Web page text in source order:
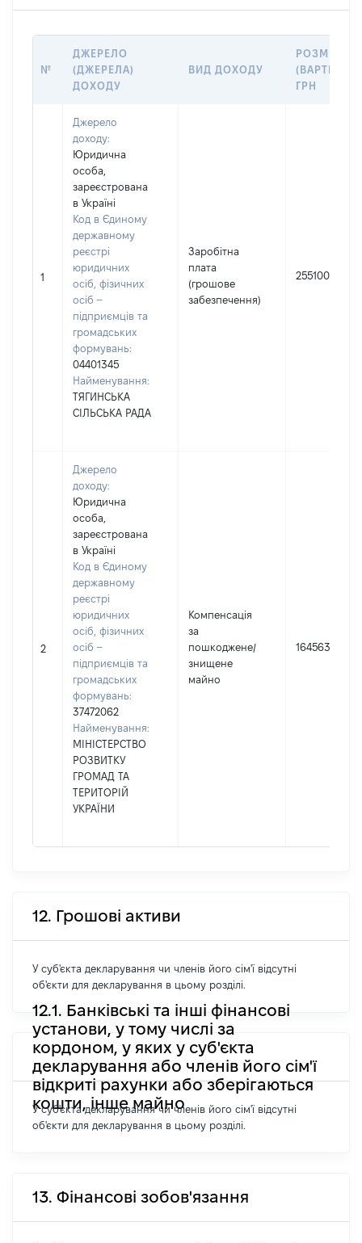
№
ДЖЕРЕЛО
(ДЖЕРЕЛА)
ДОХОДУ
ВИД ДОХОДУ
РОЗМІР
(ВАРТІСТЬ),
ГРН
1
Джерело
доходу:
Юридична
особа,
зареєстрована
в Україні
Код в Єдиному
державному
реєстрі
юридичних
осіб, фізичних
осіб –
підприємців та
громадських
формувань:
04401345
Найменування:
ТЯГИНСЬКА
СІЛЬСЬКА РАДА
Заробітна
плата
(грошове
забезпечення)
255100
2
Джерело
доходу:
Юридична
особа,
зареєстрована
в Україні
Код в Єдиному
державному
реєстрі
юридичних
осіб, фізичних
осіб –
підприємців та
громадських
формувань:
37472062
Найменування:
МІНІСТЕРСТВО
РОЗВИТКУ
ГРОМАД ТА
ТЕРИТОРІЙ
УКРАЇНИ
Компенсація
за
пошкоджене/
знищене
майно
1645635
12. Грошові активи
У суб'єкта декларування чи членів його сім'ї відсутні
об'єкти для декларування в цьому розділі.
12.1. Банківські та інші фінансові
установи, у тому числі за
кордоном, у яких у суб'єкта
декларування або членів його сім'ї
відкриті рахунки або зберігаються
кошти, інше майно
У суб'єкта декларування чи членів його сім'ї відсутні
об'єкти для декларування в цьому розділі.
13. Фінансові зобов'язання